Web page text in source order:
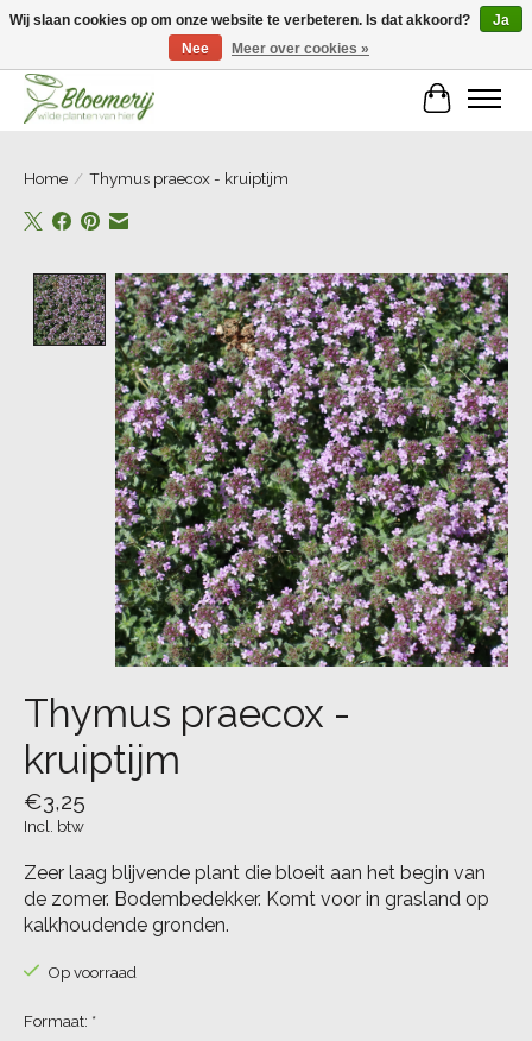
Home / Thymus praecox - kruiptijm
Product image slideshow Items
Thymus praecox -
kruiptijm
€3,25
Incl. btw
Zeer laag blijvende plant die bloeit aan het begin van
de zomer. Bodembedekker. Komt voor in grasland op
kalkhoudende gronden.
Op voorraad
Formaat: *
Wij slaan cookies op om onze website te verbeteren. Is dat akkoord?
Ja
Nee
Meer over cookies »